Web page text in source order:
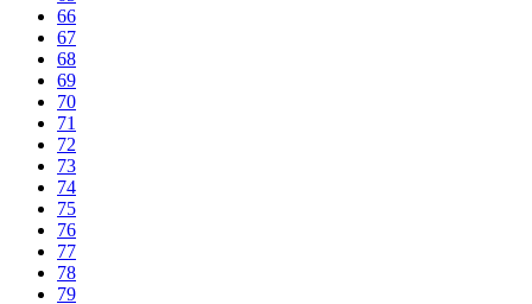
66
67
68
69
70
71
72
73
74
75
76
77
78
79